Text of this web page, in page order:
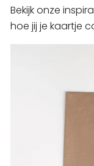
Bekijk onze
hoe jij je kaartje